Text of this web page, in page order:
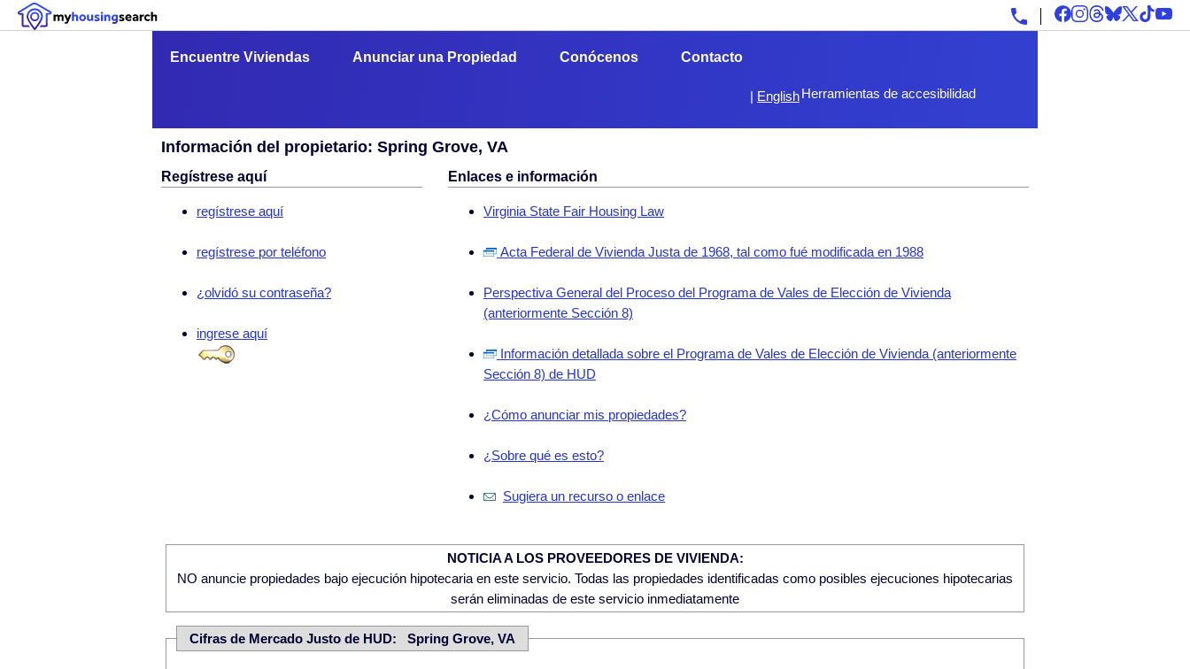
Encuentre Viviendas Anunciar una Propiedad Conócenos Contacto
Herramientas de accesibilidad
| English
Información del propietario: Spring Grove, VA
Regístrese aquí
regístrese aquí
regístrese por teléfono
¿olvidó su contraseña?
ingrese aquí
Enlaces e información
Virginia State Fair Housing Law
Acta Federal de Vivienda Justa de 1968, tal como fué modificada en 1988
Perspectiva General del Proceso del Programa de Vales de Elección de Vivienda
(anteriormente Sección 8)
Información detallada sobre el Programa de Vales de Elección de Vivienda (anteriormente
Sección 8) de HUD
¿Cómo anunciar mis propiedades?
¿Sobre qué es esto?
Sugiera un recurso o enlace
NOTICIA A LOS PROVEEDORES DE VIVIENDA:
NO anuncie propiedades bajo ejecución hipotecaria en este servicio. Todas las propiedades identificadas como posibles ejecuciones hipotecarias
serán eliminadas de este servicio inmediatamente
Cifras de Mercado Justo de HUD: Spring Grove, VA